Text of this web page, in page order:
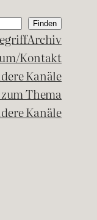
Finden
Archiv
Kontakt
Kanäle
Thema
Kanäle